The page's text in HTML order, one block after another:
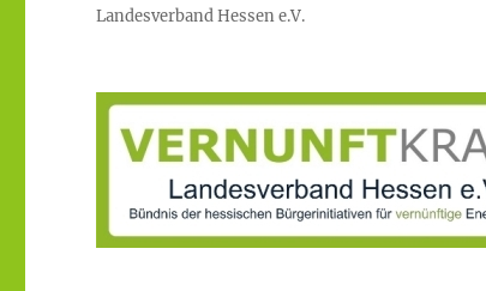
Landesverband Hessen e.V.